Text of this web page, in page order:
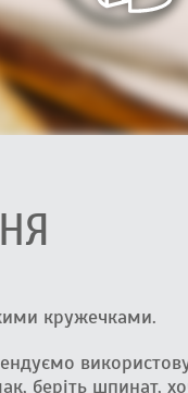
кружечками.
беріть шпинат,